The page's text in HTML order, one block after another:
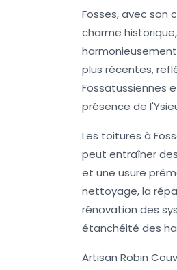
Fosses, avec son
charme
plus récentes,
Fossatussiennes
présence de
Les toitures à
peut entraîner
et une usure
nettoyage, la
rénovation des
étanchéité des
Artisan Robin